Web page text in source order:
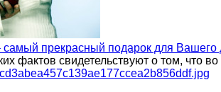
прекрасный подарок для Вашего
фактов свидетельствуют о том, что